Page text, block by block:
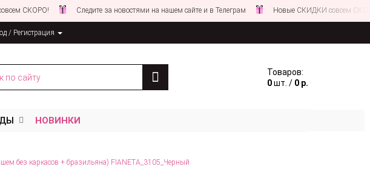
Следите за новостями на нашем сайте и в Телеграм Новые СКИДКИ совсем СКОРО!
/ Регистрация
Товаров:
0шт. / 0 р.
НОВИНКИ
без каркасов + бразильяна) FIANETA_3105_Черный